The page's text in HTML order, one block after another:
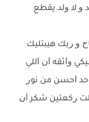
ﻭ ﻻ ﻭﻟﺪ ﻳﻘﻄﻊ
ﻭ ﺭﺑﻚ ﻫﻴﺒﺘﻠﻴﻚ
ﻭﺍﺛﻘﻪ ﺍﻥ ﺍﻟﻠﻲ
ﺍﺣﺴﻦ ﻣﻦ ﻧﻮﺭ
ﺭﻛﻌﺘﻴﻦ ﺷﻜﺮ ﺍﻥ